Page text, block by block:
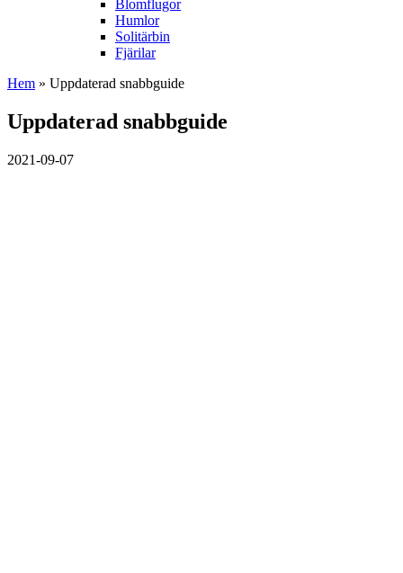
Blomflugor
Humlor
Solitärbin
Fjärilar
Hem » Uppdaterad snabbguide
Uppdaterad snabbguide
2021-09-07